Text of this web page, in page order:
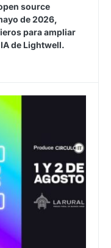
source
de 2026,
para ampliar
de Lightwell.